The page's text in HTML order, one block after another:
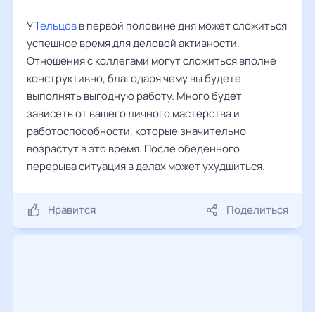
УТельцовв первой половине дня может сложиться
успешное время для деловой активности.
Отношения с коллегами могут сложиться вполне
конструктивно, благодаря чему вы будете
выполнять выгодную работу. Много будет
зависеть от вашего личного мастерства и
работоспособности, которые значительно
возрастут в это время. После обеденного
перерыва ситуация в делах может ухудшиться.
Нравится Поделиться